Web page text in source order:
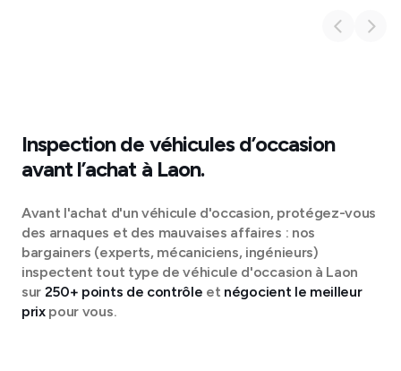
Inspection de véhicules d’occasion
avant l’achat à Laon.
Avant l'achat d'un véhicule d'occasion, protégez-vous
des arnaques et des mauvaises affaires : nos
bargainers (experts, mécaniciens, ingénieurs)
inspectent tout type de véhicule d'occasion à Laon
sur 250+ points de contrôle et négocient le meilleur
prixpour vous.